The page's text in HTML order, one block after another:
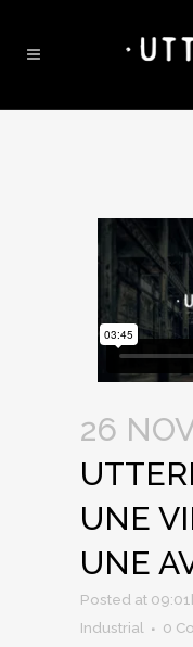
26
UNE
UNE
Posted at
Industrial
0